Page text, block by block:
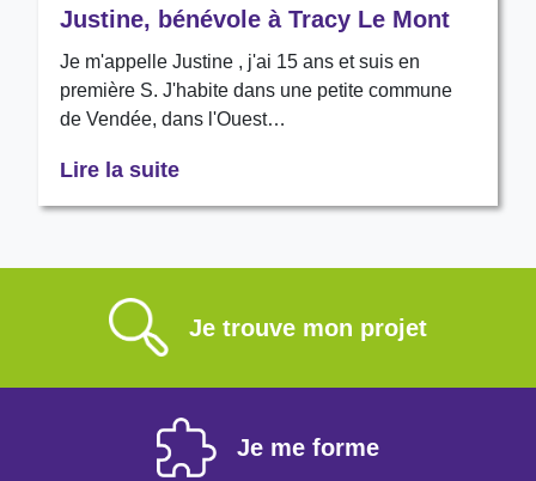
Justine, bénévole à Tracy Le Mont
Je m'appelle Justine , j'ai 15 ans et suis en
première S. J'habite dans une petite commune
de Vendée, dans l'Ouest…
Lire la suite
Je trouve mon projet
Je me forme